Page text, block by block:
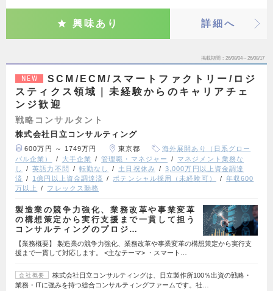
興味あり 詳細へ
掲載期間 26/08/04～26/08/17
NEW
SCM/ECM/スマートファクトリー/ロジ
スティクス領域｜未経験からのキャリアチェ
ンジ歓迎
戦略コンサルタント
株式会社日立コンサルティング
600万円 ～ 1749万円 東京都
海外展開あり（日系グロー
バル企業）
大手企業 管理職・マネジャー
マネジメント業務な
し
英語力不問 転勤なし 土日祝休み
3,000万円以上資金調達
済
1億円以上資金調達済 ポテンシャル採用（未経験可）
年収600
万以上
フレックス勤務
製造業の競争力強化、業務改革や事業変革
の構想策定から実行支援まで一貫して担う
コンサルティングのプロジ…
【業務概要】 製造業の競争力強化、業務改革や事業変革の構想策定から実行支
援まで一貫して対応します。 <主なテーマ> ・スマート…
会社概要
株式会社日立コンサルティングは、日立製作所100％出資の戦略・
業務・ITに強みを持つ総合コンサルティングファームです。社…